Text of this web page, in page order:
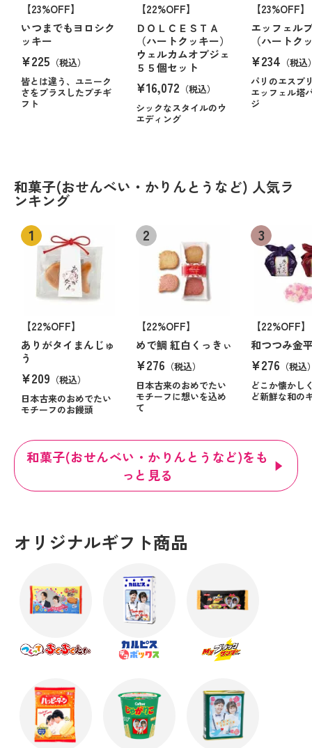
【23%OFF】
いつまでもヨロシク
ッキー
¥225 （税込）
皆とは違う、ユニーク
さをプラスしたプチギ
フト
【22%OFF】
ＤＯＬＣＥＳＴＡ
（ハートクッキー）
ウェルカムオブジェ
５５個セット
¥16,072 （税込）
シックなスタイルのウ
エディング
【23%OFF】
エッフェル
（ハートク
¥234 （税込
パリのエスプ
エッフェル塔
ジ
和菓子(おせんべい・かりんとうなど) 人気ラ
ンキング
【22%OFF】
ありがタイまんじゅ
う
¥209 （税込）
日本古来のおめでたい
モチーフのお饅頭
【22%OFF】
めで鯛 紅白くっきぃ
¥276 （税込）
日本古来のおめでたい
モチーフに想いを込め
て
【22%OFF】
和つつみ金
¥276 （税込
どこか懐かし
ど新鮮な和の
和菓子(おせんべい・かりんとうなど)をも
っと見る
オリジナルギフト商品